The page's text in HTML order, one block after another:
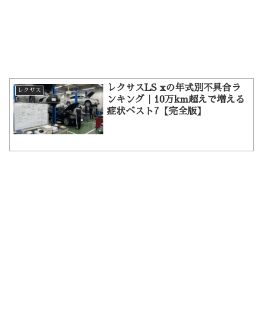
レクサス
レクサスLS xの年式別不具合ラ
ンキング｜10万km超えで増える
症状ベスト7【完全版】